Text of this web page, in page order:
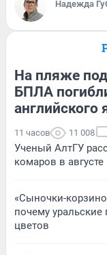
Надежда
На пляже
БПЛА
английского
11 часов 11 008
Ученый АлтГУ
комаров в августе
«Сыночки-
почему
цветов